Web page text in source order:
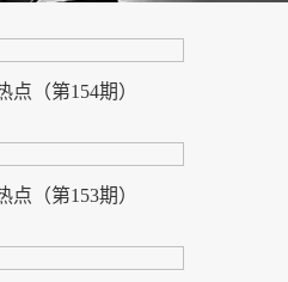
（第154期）
（第153期）